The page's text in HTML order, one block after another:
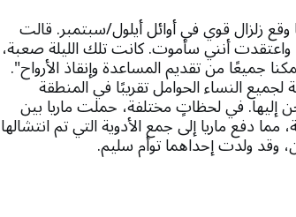
زلزال قوي في أوائل أيلول/سبتمبر. قالت
أنني سأموت. كانت تلك الليلة صعبة،
جميعًا من تقديم المساعدة وإنقاذ الأرواح".
النساء الحوامل تقريبًا في المنطقة
إليها. في لحظاتٍ مختلفة، حملت ماريا بين
دفع ماريا إلى جمع الأدوية التي تم انتشالها
وقد ولدت إحداهما توأم سليم.